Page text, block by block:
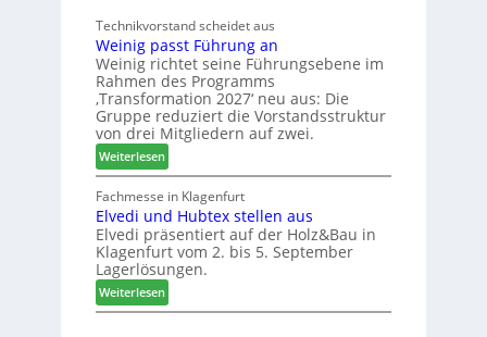
h
l
a
n
d
z
u
r
H
a
u
s
m
e
s
s
e
b
e
l
b
r
a
n
c
h
e
e
r
ö
r
t
e
Technikvorstand scheidet aus
Weinig passt Führung an
Weinig richtet seine Führungsebene im
Rahmen des Programms
‚Transformation 2027‘ neu aus: Die
Gruppe reduziert die Vorstandsstruktur
von drei Mitgliedern auf zwei.
Weiterlesen:
W
e
i
n
i
g
p
a
Fachmesse in Klagenfurt
Elvedi und Hubtex stellen aus
Elvedi präsentiert auf der Holz&Bau in
Klagenfurt vom 2. bis 5. September
Lagerlösungen.
Weiterlesen:
E